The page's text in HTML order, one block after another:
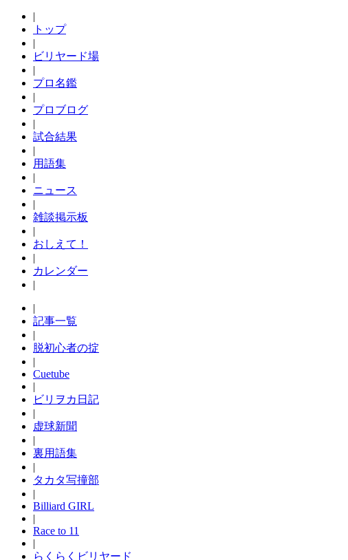
|
トップ
|
ビリヤード場
|
プロ名鑑
|
プロブログ
|
試合結果
|
用語集
|
ニュース
|
雑談掲示板
|
おしえて！
|
カレンダー
|
|
記事一覧
|
脱初心者の掟
|
Cuetube
|
ビリヲカ日記
|
虚球新聞
|
裏用語集
|
タカタ写撞部
|
Billiard GIRL
|
Race to 11
|
らくらくビリヤード